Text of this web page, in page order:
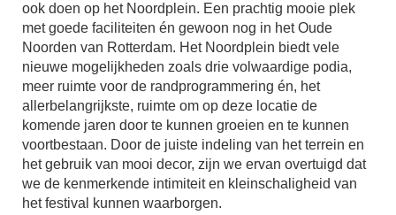
ook doen op het Noordplein. Een prachtig mooie plek
met goede faciliteiten én gewoon nog in het Oude
Noorden van Rotterdam. Het Noordplein biedt vele
nieuwe mogelijkheden zoals drie volwaardige podia,
meer ruimte voor de randprogrammering én, het
allerbelangrijkste, ruimte om op deze locatie de
komende jaren door te kunnen groeien en te kunnen
voortbestaan. Door de juiste indeling van het terrein en
het gebruik van mooi decor, zijn we ervan overtuigd dat
we de kenmerkende intimiteit en kleinschaligheid van
het festival kunnen waarborgen.